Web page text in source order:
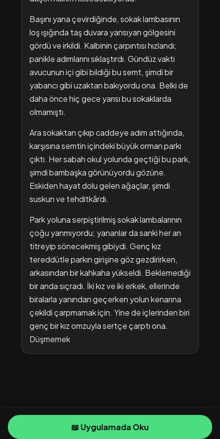
Başını yana çevirdiğinde, sokak lambasının
loş ışığında taş duvara yansıyan gölgesini
gördü ve irkildi. Kalbinin çarpıntısı hızlandı;
panikle adımlarını sıklaştırdı. Gündüz vakti
avucunun içi gibi bildiği bu semt, şimdi bir
yabancı gibi uzaktan bakıyordu ona. Belki de
daha önce hiç gece yarısı bu sokaklarda
olmamıştı.
Ara sokaktan çıkıp caddeye adım attığında,
karşısına semtin içindeki büyük orman parkı
çıktı. Her sabah okul yolunda geçtiği bu park,
şimdi bambaşka görünüyordu gözüne.
Eskiden hayat dolu gelen ağaçlar, şimdi
suskun ve tehditkârdı.
Park yoluna serpiştirilmiş sokak lambalarının
çoğu yanmıyordu; yananlar da sanki her an
titreyip sönecekmiş gibiydi. Genç kız
tereddütle parkın girişine göz gezdirirken,
arkasından bir kahkaha yükseldi. Beklemediği
bir anda sıçradı. İki kız ve iki erkek, ellerinde
biralarla yanından geçerken yolun kenarına
çekildi çarpmamak için. Yine de içlerinden biri
genç bir kız omzuyla sertçe çarptı ona.
Düşmemek
📖 Uygulamada Oku